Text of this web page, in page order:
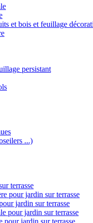
et bois et feuillage
persistant
...)
terrasse
pour jardin sur terrasse
jardin sur terrasse
pour jardin sur terrasse
pour jardin sur terrasse